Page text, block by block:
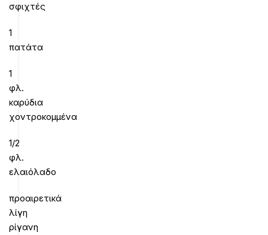
σφιχτές
1
πατάτα
1
φλ.
καρύδια
χοντροκομμένα
1/2
φλ.
ελαιόλαδο
προαιρετικά
λίγη
ρίγανη